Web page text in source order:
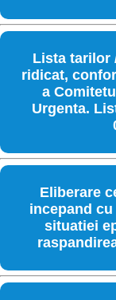
Lista tarilor
ridicat,
a
Urgenta.
Eliberare
incepand cu
situatiei